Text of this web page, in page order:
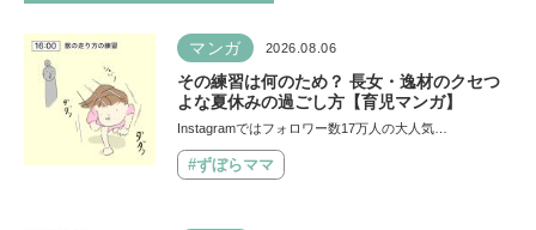
マンガ 2026.08.06
その練習は何のため？ 長女・逸材のクセつ
よな夏休みの過ごし方【育児マンガ】
Instagramではフォロワー数17万人の大人気…
#ずぼらママ